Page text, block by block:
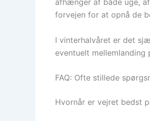
forvejen for at opnå de
I vinterhalvåret er det
eventuelt mellemlanding
FAQ: Ofte stillede
Hvornår er vejret bedst